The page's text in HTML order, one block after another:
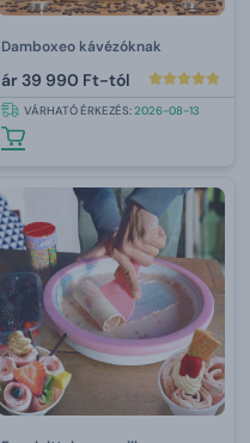
Damboxeo kávézóknak
ár39 990 Ft-tól
VÁRHATÓ ÉRKEZÉS:2026-08-13